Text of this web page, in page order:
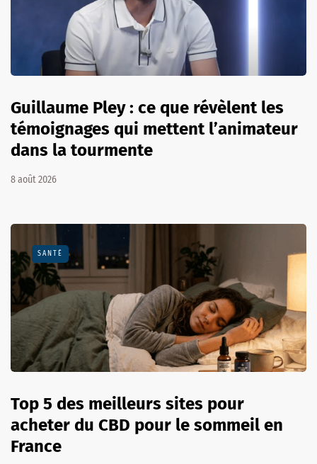
Guillaume Pley : ce que révèlent les
témoignages qui mettent l’animateur
dans la tourmente
8 août 2026
SANTÉ
Top 5 des meilleurs sites pour
acheter du CBD pour le sommeil en
France